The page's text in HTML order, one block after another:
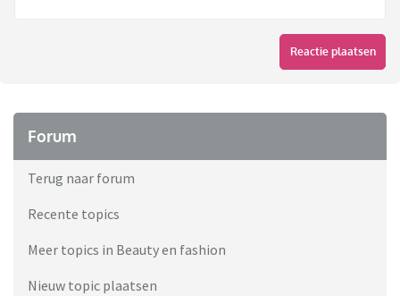
Reactie plaatsen
Forum
Terug naar forum
Recente topics
Meer topics in Beauty en fashion
Nieuw topic plaatsen